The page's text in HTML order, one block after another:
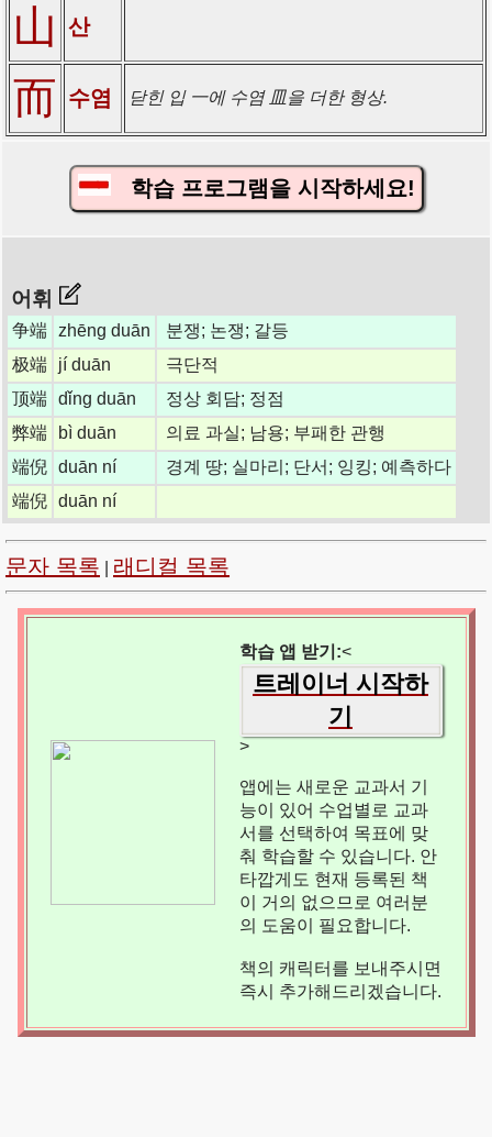
山 산
而 수염 닫힌 입 一에 수염 皿을 더한 형상.
학습 프로그램을 시작하세요!
어휘
争端 zhēng duān
분쟁; 논쟁; 갈등
极端
jí duān
극단적
顶端 dǐng duān
정상 회담; 정점
弊端
bì duān
의료 과실; 남용; 부패한 관행
端倪 duān ní
경계 땅; 실마리; 단서; 잉킹; 예측하다
端倪 duān ní
문자 목록 래디컬 목록
학습 앱 받기:<
트레이너 시작하
기
>
앱에는 새로운 교과서 기
능이 있어 수업별로 교과
서를 선택하여 목표에 맞
춰 학습할 수 있습니다. 안
타깝게도 현재 등록된 책
이 거의 없으므로 여러분
의 도움이 필요합니다.
책의 캐릭터를 보내주시면
즉시 추가해드리겠습니다.